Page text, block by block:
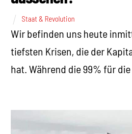
Staat & Revolution
Wir befinden uns heute
tiefsten Krisen, die der
hat. Während die 99% für